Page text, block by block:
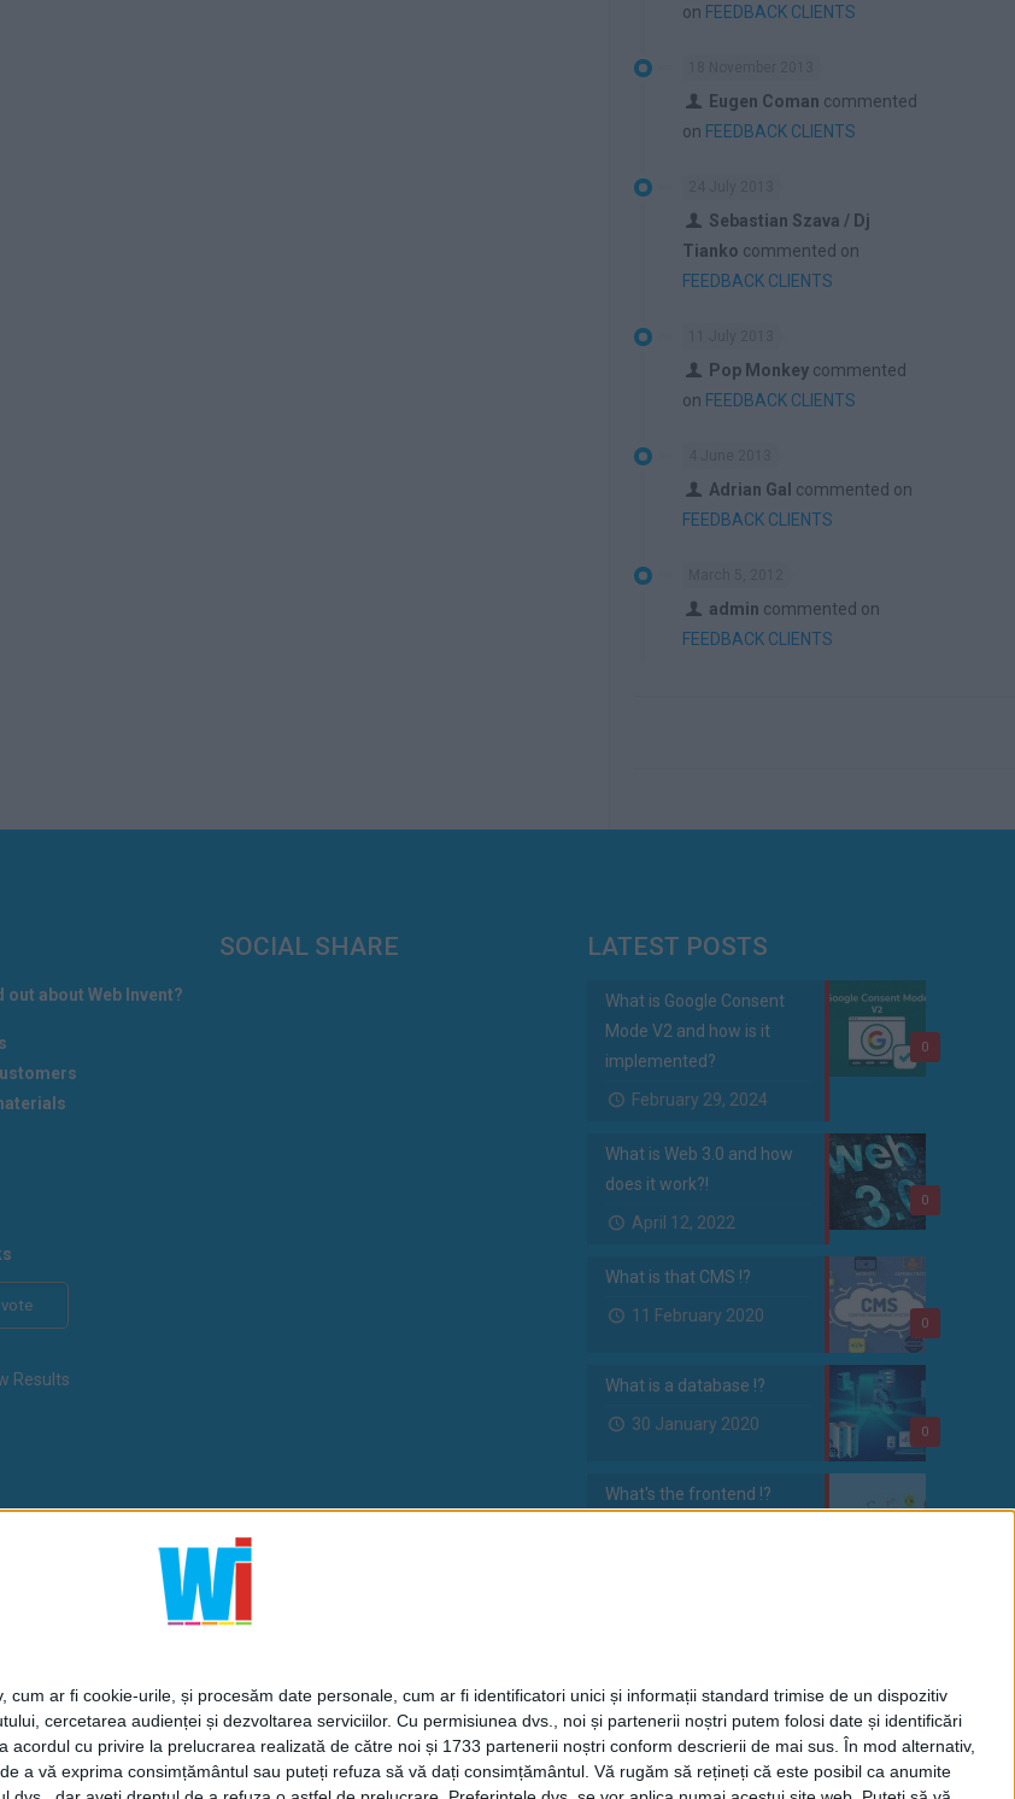
cum ar fi cookie-urile, și procesăm date personale, cum ar fi identificatori unici și informații standard trimise de un dispozitiv
cercetarea audienței și dezvoltarea serviciilor. Cu permisiunea dvs., noi și partenerii noștri putem folosi date și identificări
cu privire la prelucrarea realizată de către noi și 1733 partenerii noștri conform descrierii de mai sus. În mod alternativ,
a vă exprima consimțământul sau puteți refuza să vă dați consimțământul. Vă rugăm să rețineți că este posibil ca anumite
on FEEDBACK CLIENTS
Eugen Coman commented
on FEEDBACK CLIENTS
Sebastian Szava / Dj
Tianko commented on
FEEDBACK CLIENTS
Pop Monkey commented
on FEEDBACK CLIENTS
Adrian Gal commented on
FEEDBACK CLIENTS
admin commented on
FEEDBACK CLIENTS
out about Web Invent?
Results
SOCIAL SHARE LATEST POSTS
0
What is Google Consent
Mode V2 and how is it
implemented?
February 29, 2024
0
What is Web 3.0 and how
does it work?!
April 12, 2022
0
What is that CMS !?
11 February 2020
0
What is a database !?
30 January 2020
What's the frontend !?